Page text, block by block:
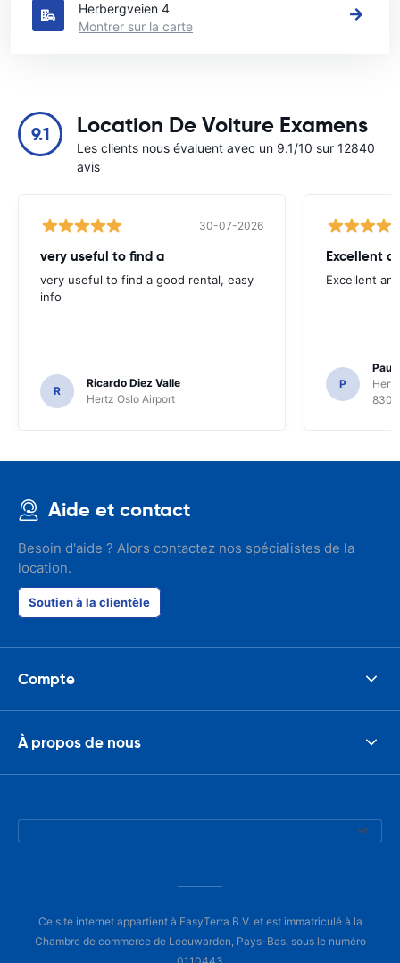
Herbergveien 4
Montrer sur la carte
9.1 Location De Voiture Examens
Les clients nous évaluent avec un 9.1/10 sur 12840
avis
30-07-2026
very useful to find a
very useful to find a good rental, easy
info
R
Ricardo Diez Valle
Hertz Oslo Airport
Excellent
Excellent
P
Paul
8300
Aide et contact
Besoin d'aide ? Alors contactez nos spécialistes de la
location.
Soutien à la clientèle
Compte
À propos de nous
Ce site internet appartient à EasyTerra B.V. et est immatriculé à la
Chambre de commerce de Leeuwarden, Pays-Bas, sous le numéro